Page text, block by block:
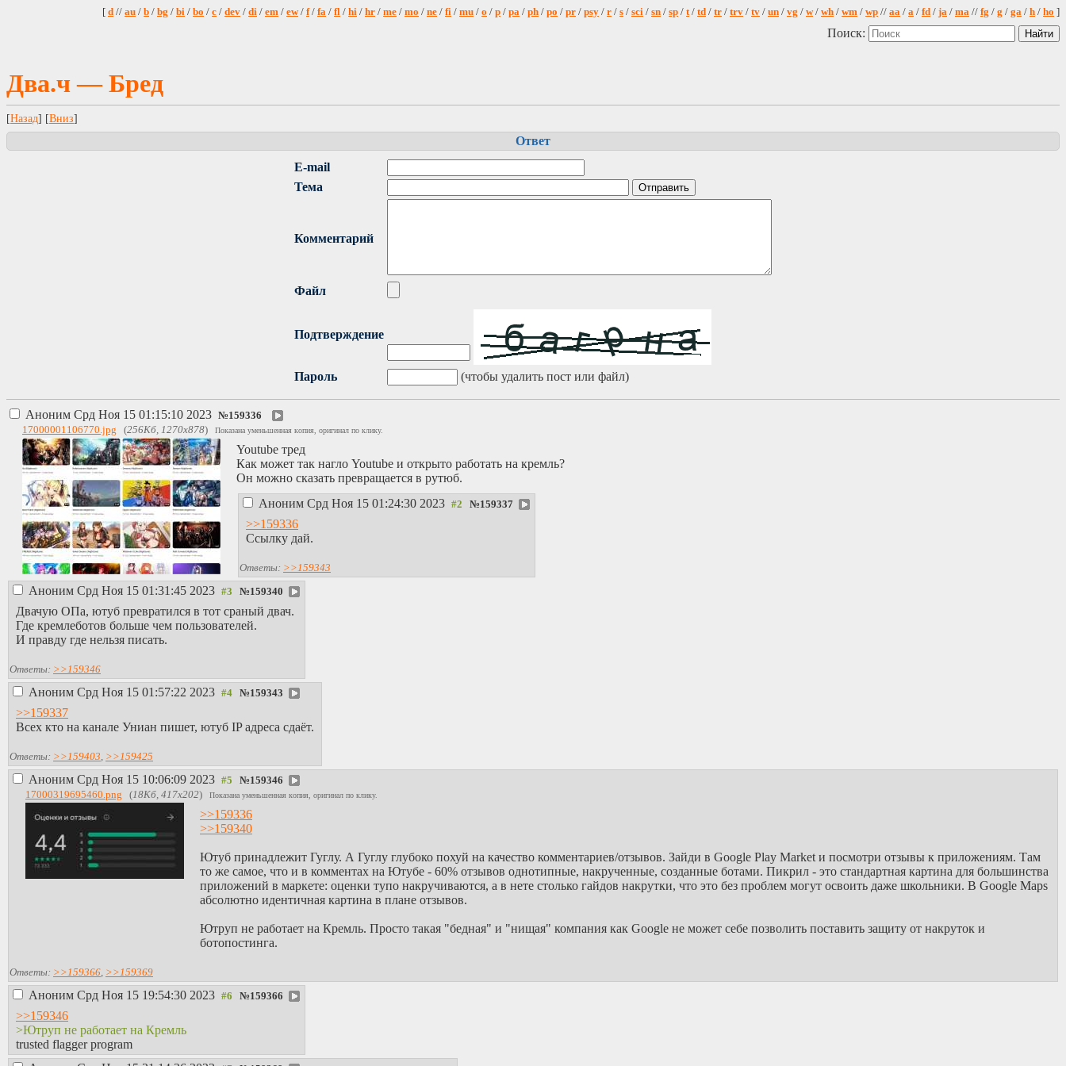
[ d // au / b / bg / bi / bo / c / dev / di / em / ew/ f/ fa / fl / hi / hr / me / mo / ne / fi / mu / o / p / pa / ph / po / pr / psy / r / s / sci / sn / sp / t/ td / tr / trv / tv / un / vg / w/ wh / wm / wp // aa / a / fd / ja / ma // fg / g / ga / h / ho ]
Поиск:
Два.ч — Бред
[Назад] [Вниз]
Ответ
E-mail
Тема
Комментарий
Файл
Подтверждение
Пароль (чтобы удалить пост или файл)
Аноним Срд Ноя 15 01:15:10 2023 №159336
17000001106770.jpg (256Кб, 1270x878) Показана уменьшенная копия, оригинал по клику.
Youtube тред
Как может так нагло Youtube и открыто работать на кремль?
Он можно сказать превращается в рутюб.
Аноним Срд Ноя 15 01:24:30 2023 №159337
>>159336
Ссылку дай.
Ответы: >>159343
Аноним Срд Ноя 15 01:31:45 2023 №159340
Двачую ОПа, ютуб превратился в тот сраный двач.
Где кремлеботов больше чем пользователей.
И правду где нельзя писать.
Ответы: >>159346
Аноним Срд Ноя 15 01:57:22 2023 №159343
>>159337
Всех кто на канале Униан пишет, ютуб IP адреса сдаёт.
Ответы: >>159403, >>159425
Аноним Срд Ноя 15 10:06:09 2023 №159346
17000319695460.png (18Кб, 417x202) Показана уменьшенная копия, оригинал по клику.
>>159336
>>159340
Ютуб принадлежит Гуглу. А Гуглу глубоко похуй на качество комментариев/отзывов. Зайди в Google Play Market и посмотри отзывы к приложениям. Там
то же самое, что и в комментах на Ютубе - 60% отзывов однотипные, накрученные, созданные ботами. Пикрил - это стандартная картина для большинства
приложений в маркете: оценки тупо накручиваются, а в нете столько гайдов накрутки, что это без проблем могут освоить даже школьники. В Google Maps
абсолютно идентичная картина в плане отзывов.
Ютруп не работает на Кремль. Просто такая "бедная" и "нищая" компания как Google не может себе позволить поставить защиту от накруток и
ботопостинга.
Ответы: >>159366, >>159369
Аноним Срд Ноя 15 19:54:30 2023 №159366
>>159346
>Ютруп не работает на Кремль
trusted flagger program